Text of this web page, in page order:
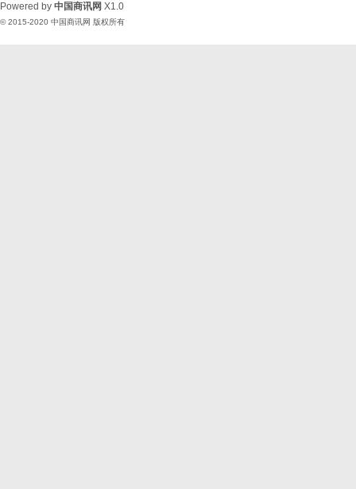
Powered by 中国商讯网 X1.0
© 2015-2020 中国商讯网 版权所有